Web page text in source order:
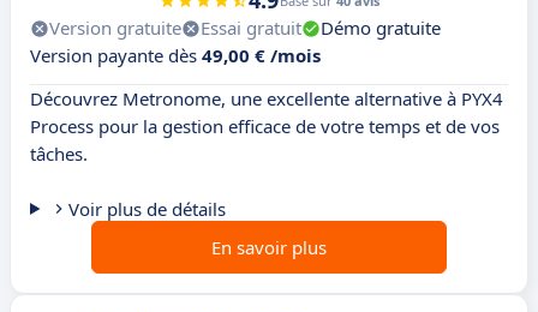
Version gratuite Essai gratuit
Démo gratuite
Version payante dès 49,00 € /mois
Découvrez Metronome, une excellente alternative à PYX4
Process pour la gestion efficace de votre temps et de vos
tâches.
Voir plus de détails
En savoir plus